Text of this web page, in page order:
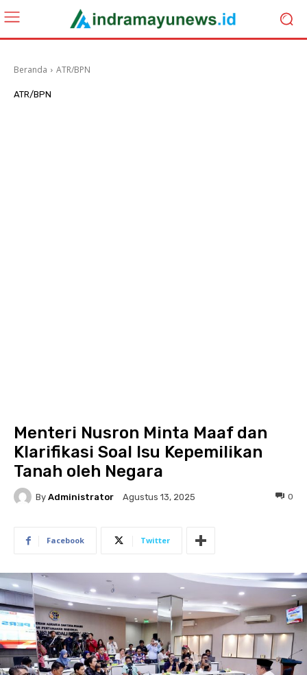
Beranda ATR/BPN
ATR/BPN
Menteri Nusron Minta Maaf dan
Klarifikasi Soal Isu Kepemilikan
Tanah oleh Negara
By Administrator Agustus 13, 2025 0
Facebook Twitter